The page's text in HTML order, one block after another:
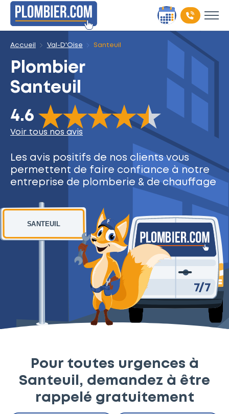
Accueil Val-D'Oise Santeuil
Plombier
Santeuil
4.6
The rating of this product is 4.6out of 5
Voir tous nos avis
Les avis positifs de nos clientsvous
permettent de faire confiance à notre
entreprise de plomberie & de chauffage
SANTEUIL
Pour toutes urgences à
Santeuil, demandez à être
rappelé gratuitement